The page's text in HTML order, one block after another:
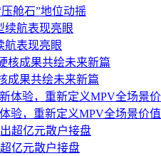
舱石”地位动摇
航表现亮眼
成果共绘未来新篇
验，重新定义MPV全场景价值
亿元散户接盘